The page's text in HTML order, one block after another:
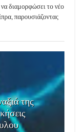
να διαμορφώσει το νέο
παρουσιάζοντας
της